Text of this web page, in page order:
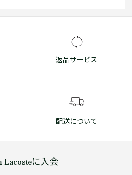
返品サービス
配送について
Lacosteに入会